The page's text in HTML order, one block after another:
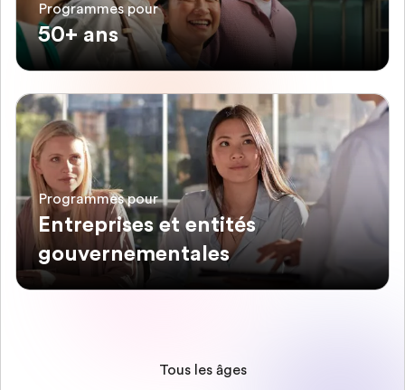
Programmes pour
50+ ans
Programmes pour
Entreprises et entités
gouvernementales
Tous les âges